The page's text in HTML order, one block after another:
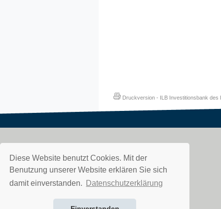
Diese Website benutzt Cookies. Mit der
Benutzung unserer Website erklären Sie sich
damit einverstanden.
Datenschutzerklärung
Druckversion - ILB Investitionsbank